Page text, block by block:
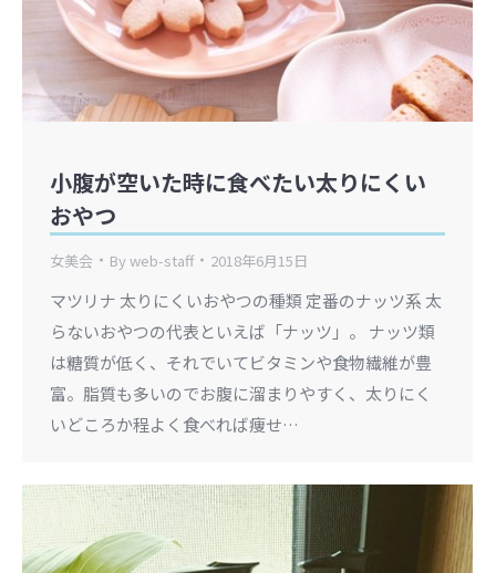
小腹が空いた時に食べたい太りにくい
おやつ
女美会 Byweb-staff 2018年6月15日
マツリナ 太りにくいおやつの種類 定番のナッツ系 太
らないおやつの代表といえば「ナッツ」。 ナッツ類
は糖質が低く、それでいてビタミンや食物繊維が豊
富。脂質も多いのでお腹に溜まりやすく、太りにく
いどころか程よく食べれば痩せ…